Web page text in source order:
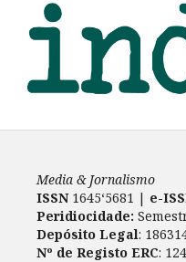
Media & Jornalismo
ISSN 1645‘5681 | e-
Peridiocidade:
Depósito Legal:
Nº de Registo ERC: